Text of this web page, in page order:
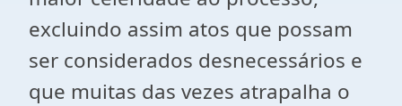
excluindo assim atos que possam
ser considerados desnecessários e
que muitas das vezes atrapalha o